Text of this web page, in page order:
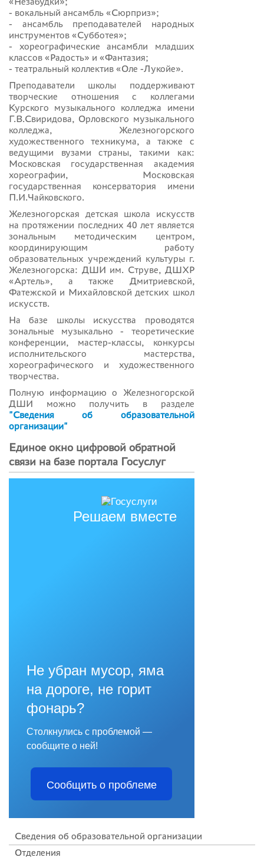
- вокальный ансамбль «Сюрприз»;
- ансамбль преподавателей народных
инструментов «Субботея»;
- хореографические ансамбли младших
классов «Радость» и «Фантазия;
- театральный коллектив «Оле -Лукойе».
Преподаватели школы поддерживают
творческие отношения с коллегами
Курского музыкального колледжа имени
Г.В.Свиридова, Орловского музыкального
колледжа, Железногорского
художественного техникума, а также с
ведущими вузами страны, такими как:
Московская государственная академия
хореографии, Московская
государственная консерватория имени
П.И.Чайковского.
Железногорская детская школа искусств
на протяжении последних 40 лет является
зональным методическим центром,
координирующим работу
образовательных учреждений культуры г.
Железногорска: ДШИ им. Струве, ДШХР
«Артель», а также Дмитриевской,
Фатежской и Михайловской детских школ
искусств.
На базе школы искусства проводятся
зональные музыкально - теоретические
конференции, мастер-классы, конкурсы
исполнительского мастерства,
хореографического и художественного
творчества.
Полную информацию о Железногорской
ДШИ можно получить в разделе
"Сведения об образовательной
организации"
Единое окно цифровой обратной
связи на базе портала Госуслуг
Решаем вместе
Не убран мусор, яма
на дороге, не горит
фонарь?
Столкнулись с проблемой —
сообщите о ней!
Сообщить о проблеме
Сведения об образовательной организации
Отделения